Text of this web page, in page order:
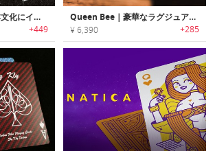
HANA｜古典的な日本文化にインスパイアされたラグジュアリートランプセット「ハナ」
+449
Queen Bee｜豪華なラグジュアリーカードセット「クイーンビー」
¥ 6,390 +285